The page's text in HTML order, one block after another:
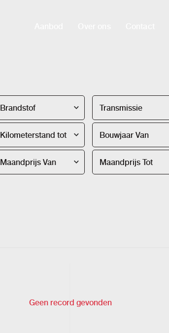
Brandstof Transmissie
Kilometerstand tot Bouwjaar Van
Maandprijs Van Maandprijs Tot
Geen record gevonden